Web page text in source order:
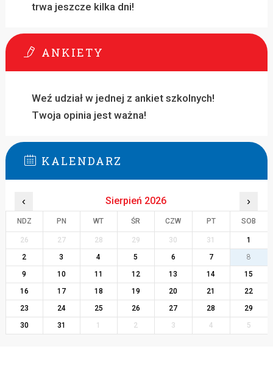
trwa jeszcze kilka dni!
ANKIETY
Weź udział w jednej z ankiet szkolnych!
Twoja opinia jest ważna!
KALENDARZ
‹ Sierpień 2026 ›
NDZ PN WT ŚR CZW PT SOB
26 27 28 29 30 31
1
2
3 4 5 6 7
8
9
10 11 12 13 14
15
16
17 18 19 20 21
22
23
24 25 26 27 28
29
30
31 1 2 3 4 5